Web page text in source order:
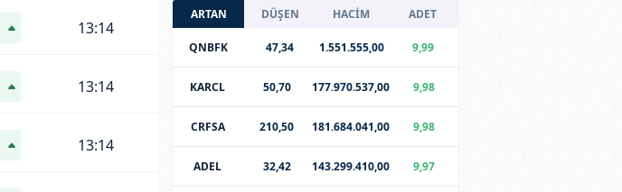
13:14
13:14
13:14
ARTAN DÜŞEN HACİM ADET
QNBFK 47,34 1.551.555,00 9,99
KARCL 50,70 177.970.537,00 9,98
CRFSA 210,50 181.684.041,00 9,98
ADEL 32,42 143.299.410,00 9,97